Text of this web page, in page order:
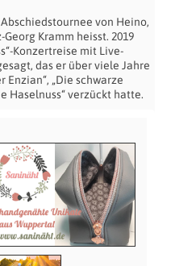
von Heino,
Kramm heisst. 2019
Konzertreise mit Live-
das er über viele Jahre
„Die schwarze
Haselnuss“ verzückt hatte.